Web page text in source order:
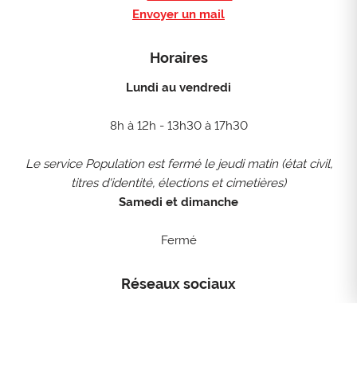
Envoyer un mail
Horaires
Lundi au vendredi
8h à 12h - 13h30 à 17h30
Le service Population est fermé le jeudi matin (état civil,
titres d'identité, élections et cimetières)
Samedi et dimanche
Fermé
Réseaux sociaux